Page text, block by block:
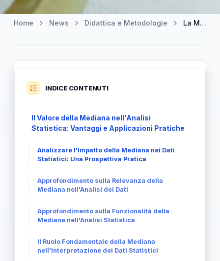
Home News Didattica e Metodologie La Mediana: Un Parametro Unico per l'Analisi Statistica
INDICE CONTENUTI
Il Valore della Mediana nell'Analisi
Statistica: Vantaggi e Applicazioni Pratiche
Analizzare l'Impatto della Mediana nei Dati
Statistici: Una Prospettiva Pratica
Approfondimento sulla Relevanza della
Mediana nell'Analisi dei Dati
Approfondimento sulla Funzionalità della
Mediana nell'Analisi Statistica
Il Ruolo Fondamentale della Mediana
nell'Interpretazione dei Dati Statistici